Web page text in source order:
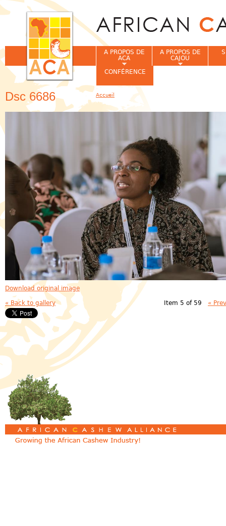
Dsc 6686
Download original image
« Back to gallery Item 5 of 59 «
A PROPOS DE
ACA
A PROPOS DE
CAJOU
CONFÉRENCE
Vous êtes ici
Accueil